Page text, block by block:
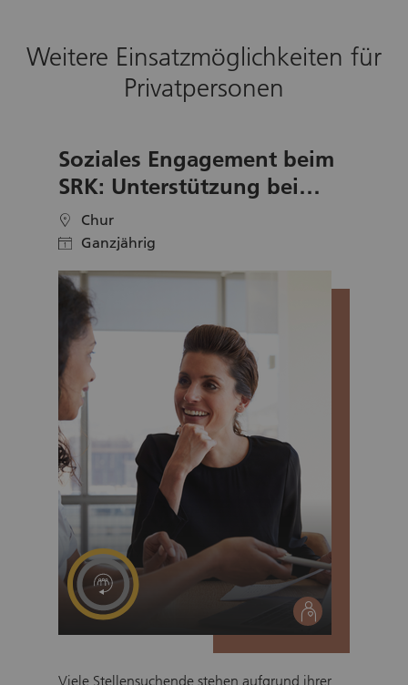
Weitere Einsatzmöglichkeiten für
Privatpersonen
Soziales Engagement beim
SRK: Unterstützung bei
Bewerbungen in Chur
location Chur
calendar Ganzjährig
social
Viele Stellensuchende stehen aufgrund ihrer